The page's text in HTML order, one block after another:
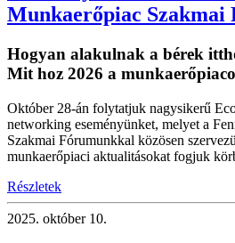
Munkaerőpiac Szakmai
Hogyan alakulnak a bérek
Mit hoz 2026 a
Október 28-án folytatjuk nagysikerű
networking eseményünket, melyet a
Szakmai Fórumunkkal közösen
munkaerőpiaci aktualitásokat fogjuk
Részletek
2025. október 10.